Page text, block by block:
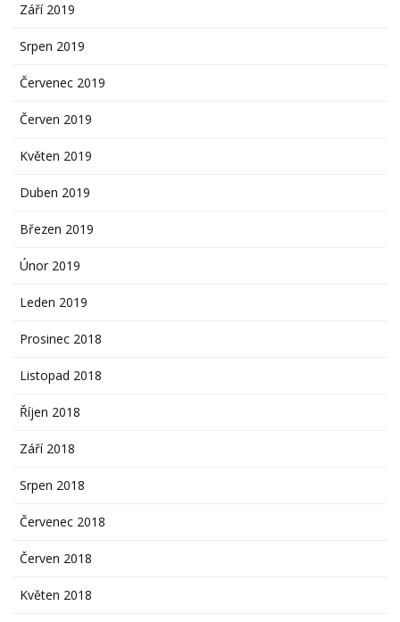
Září 2019
Srpen 2019
Červenec 2019
Červen 2019
Květen 2019
Duben 2019
Březen 2019
Únor 2019
Leden 2019
Prosinec 2018
Listopad 2018
Říjen 2018
Září 2018
Srpen 2018
Červenec 2018
Červen 2018
Květen 2018